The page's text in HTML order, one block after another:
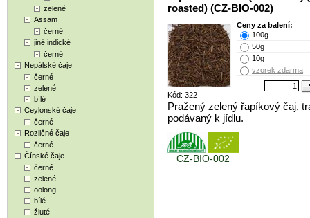
zelené
Assam
černé
jiné indické
černé
Nepálské čaje
černé
zelené
bílé
Ceylonské čaje
černé
Rozličné čaje
černé
Čínské čaje
černé
zelené
oolong
bílé
žluté
roasted) (CZ-BIO-002)
Kód: 322
Ceny za balení:
100g
50g
10g
vzorek zdarma
Pražený zelený řapíkový čaj,
podávaný k jídlu.
CZ-BIO-002